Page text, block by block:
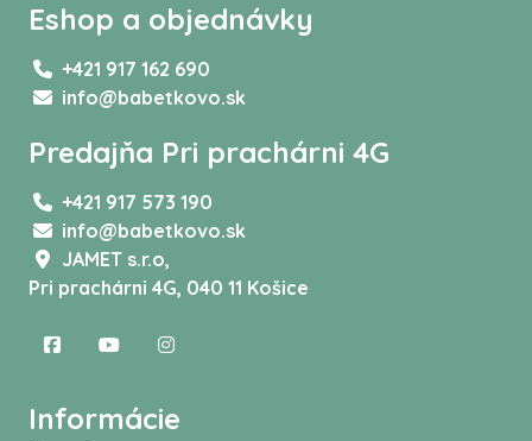
Eshop a objednávky
+421 917 162 690
info@babetkovo.sk
Predajňa Pri prachárni 4G
+421 917 573 190
info@babetkovo.sk
JAMET s.r.o,
Pri prachárni 4G, 040 11 Košice
Informácie